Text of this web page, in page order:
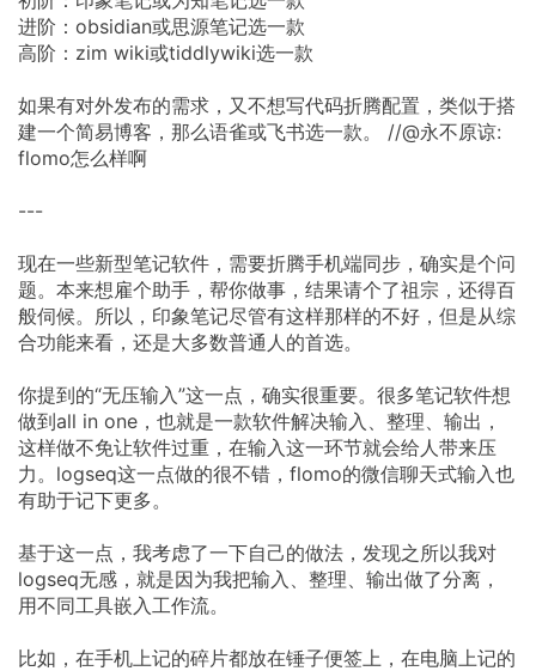
进阶：obsidian或思源笔记选一款
高阶：zim wiki或tiddlywiki选一款
如果有对外发布的需求，又不想写代码折腾配置，类似于搭
建一个简易博客，那么语雀或飞书选一款。 //@永不原谅:
flomo怎么样啊
---
现在一些新型笔记软件，需要折腾手机端同步，确实是个问
题。本来想雇个助手，帮你做事，结果请个了祖宗，还得百
般伺候。所以，印象笔记尽管有这样那样的不好，但是从综
合功能来看，还是大多数普通人的首选。
你提到的“无压输入”这一点，确实很重要。很多笔记软件想
做到all in one，也就是一款软件解决输入、整理、输出，
这样做不免让软件过重，在输入这一环节就会给人带来压
力。logseq这一点做的很不错，flomo的微信聊天式输入也
有助于记下更多。
基于这一点，我考虑了一下自己的做法，发现之所以我对
logseq无感，就是因为我把输入、整理、输出做了分离，
用不同工具嵌入工作流。
比如，在手机上记的碎片都放在锤子便签上，在电脑上记的